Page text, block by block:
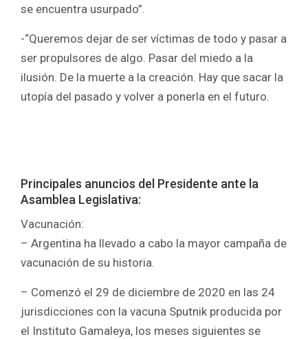
se encuentra usurpado”.
-“Queremos dejar de ser víctimas de todo y pasar a
ser propulsores de algo. Pasar del miedo a la
ilusión. De la muerte a la creación. Hay que sacar la
utopía del pasado y volver a ponerla en el futuro.
Principales anuncios del Presidente ante la
Asamblea Legislativa:
Vacunación:
– Argentina ha llevado a cabo la mayor campaña de
vacunación de su historia.
– Comenzó el 29 de diciembre de 2020 en las 24
jurisdicciones con la vacuna Sputnik producida por
el Instituto Gamaleya, los meses siguientes se